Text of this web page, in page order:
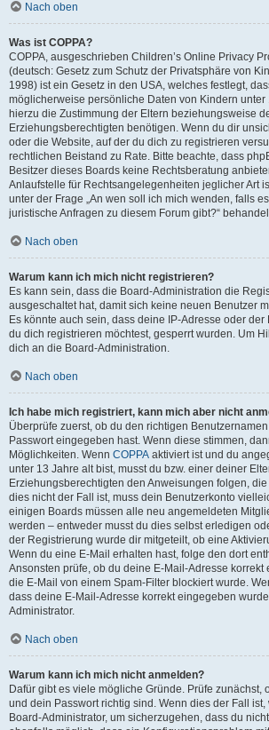
Nach oben
Was ist COPPA?
COPPA, ausgeschrieben Children’s Online Privacy
(deutsch: Gesetz zum Schutz der Privatsphäre von
1998) ist ein Gesetz in den USA, welches festlegt,
möglicherweise persönliche Daten von Kindern
hierzu die Zustimmung der Eltern beziehungsweise
Erziehungsberechtigten benötigen. Wenn du dir
oder die Website, auf der du dich zu registrieren
rechtlichen Beistand zu Rate. Bitte beachte, dass
Besitzer dieses Boards keine Rechtsberatung
Anlaufstelle für Rechtsangelegenheiten jeglicher Art
unter der Frage „An wen soll ich mich wenden, falls
juristische Anfragen zu diesem Forum gibt?“
Nach oben
Warum kann ich mich nicht registrieren?
Es kann sein, dass die Board-Administration die
ausgeschaltet hat, damit sich keine neuen Benutzer
Es könnte auch sein, dass deine IP-Adresse oder
du dich registrieren möchtest, gesperrt wurden. Um
dich an die Board-Administration.
Nach oben
Ich habe mich registriert, kann mich aber nicht
Überprüfe zuerst, ob du den richtigen
Passwort eingegeben hast. Wenn diese stimmen,
Möglichkeiten. Wenn COPPA aktiviert ist und du
unter 13 Jahre alt bist, musst du bzw. einer deiner
Erziehungsberechtigten den Anweisungen folgen,
dies nicht der Fall ist, muss dein Benutzerkonto
einigen Boards müssen alle neu angemeldeten
werden – entweder musst du dies selbst erledigen
der Registrierung wurde dir mitgeteilt, ob eine
Wenn du eine E-Mail erhalten hast, folge den dort
Ansonsten prüfe, ob du deine E-Mail-Adresse korrekt
die E-Mail von einem Spam-Filter blockiert wurde.
dass deine E-Mail-Adresse korrekt eingegeben
Administrator.
Nach oben
Warum kann ich mich nicht anmelden?
Dafür gibt es viele mögliche Gründe. Prüfe zunächst,
und dein Passwort richtig sind. Wenn dies der Fall
Board-Administrator, um sicherzugehen, dass du